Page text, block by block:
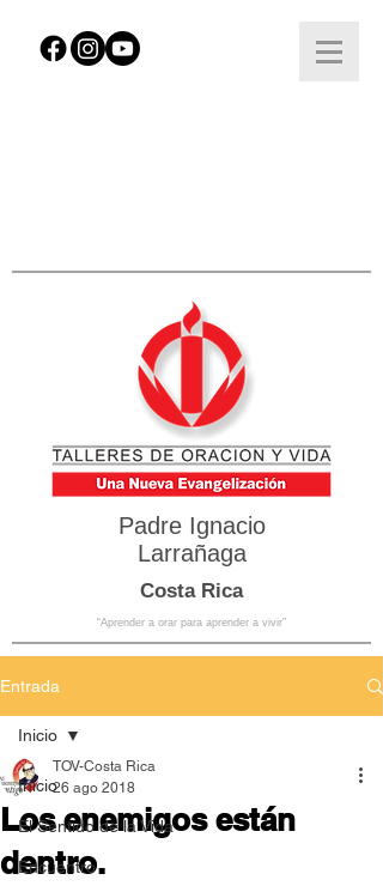
Padre Ignacio
Larrañaga
Costa Rica
“Aprender a orar para aprender a vivir”
Entrada
Inicio
El Sentido de la Vida
Encuentro
Inicio
Los enemigos están
dentro.
TOV-Costa Rica
26 ago 2018